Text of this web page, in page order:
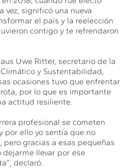
vez, significó una nueva
el país y la reelección
contigo y te refrendaron
Uwe Ritter, secretario de la
y Sustentabilidad,
ocasiones tuvo que enfrentar
por lo que es importante
actitud resiliente.
profesional se cometen
por ello yo sentía que no
pero gracias a esas pequeñas
llevar por ese
declaró.